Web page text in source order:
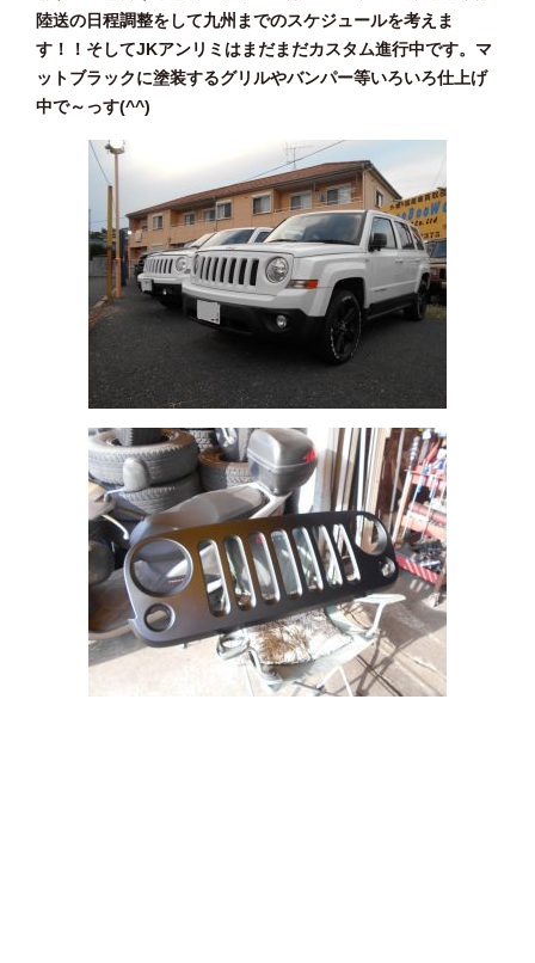
陸送の日程調整をして九州までのスケジュールを考えま
す！！そしてJKアンリミはまだまだカスタム進行中です。マ
ットブラックに塗装するグリルやバンパー等いろいろ仕上げ
中で～っす(^^)